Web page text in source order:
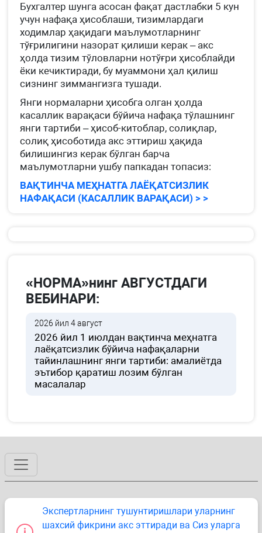
Бухгалтер шунга асосан фақат дастлабки 5 кун
учун нафақа ҳисоблаши, тизимлардаги
ходимлар ҳақидаги маълумотларнинг
тўғрилигини назорат қилиши керак – акс
ҳолда тизим тўловларни нотўғри ҳисоблайди
ёки кечиктиради, бу муаммони ҳал қилиш
сизнинг зиммангизга тушади.
Янги нормаларни ҳисобга олган ҳолда
касаллик варақаси бўйича нафақа тўлашнинг
янги тартиби – ҳисоб-китоблар, солиқлар,
солиқ ҳисоботида акс эттириш ҳақида
билишингиз керак бўлган барча
маълумотларни ушбу папкадан топасиз:
ВАҚТИНЧА МЕҲНАТГА ЛАЁҚАТСИЗЛИК
НАФАҚАСИ (КАСАЛЛИК ВАРАҚАСИ) > >
«НОРМА»нинг АВГУСТДАГИ
ВЕБИНАРИ:
2026 йил 4 август
2026 йил 1 июлдан вақтинча меҳнатга
лаёқатсизлик бўйича нафақаларни
тайинлашнинг янги тартиби: амалиётда
эътибор қаратиш лозим бўлган
масалалар
Экспертларнинг тушунтиришлари уларнинг
шахсий фикрини акс эттиради ва Сиз уларга